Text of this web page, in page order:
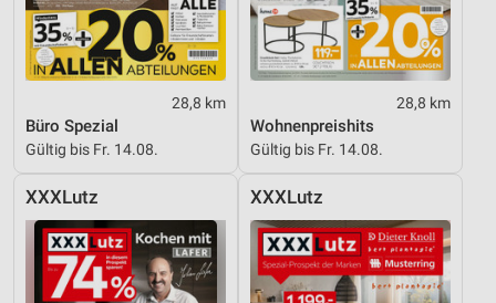
28,8 km
Büro Spezial
Gültig bis Fr. 14.08.
28,8 km
Wohnenpreishits
Gültig bis Fr. 14.08.
XXXLutz XXXLutz